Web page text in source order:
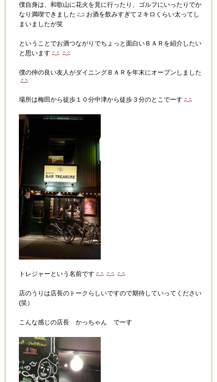
僕自身は、和歌山に花火を見に行ったり、ゴルフにいったりでか
なり満喫できました
お酒を飲みすぎて２キロくらい太ってし
まいましたが笑
ということでお酒つながりでちょっと面白いＢＡＲを紹介したい
と思います
僕の仲の良い友人がダイニングＢＡＲを年末にオープンしました
場所は梅田から徒歩１０分中津から徒歩３分のとこでーす
トレジャーという名前です
店のうりは店長のトークらしいですので期待していってください
(笑）
こんな感じの店長 かっちゃん でーす